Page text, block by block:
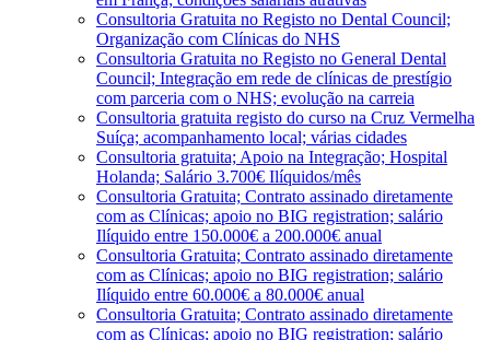
Consultoria Gratuita no Registo no Dental Council;
Organização com Clínicas do NHS
Consultoria Gratuita no Registo no General Dental
Council; Integração em rede de clínicas de prestígio
com parceria com o NHS; evolução na carreia
Consultoria gratuita registo do curso na Cruz Vermelha
Suíça; acompanhamento local; várias cidades
Consultoria gratuita; Apoio na Integração; Hospital
Holanda; Salário 3.700€ Ilíquidos/mês
Consultoria Gratuita; Contrato assinado diretamente
com as Clínicas; apoio no BIG registration; salário
Ilíquido entre 150.000€ a 200.000€ anual
Consultoria Gratuita; Contrato assinado diretamente
com as Clínicas; apoio no BIG registration; salário
Ilíquido entre 60.000€ a 80.000€ anual
Consultoria Gratuita; Contrato assinado diretamente
com as Clínicas; apoio no BIG registration; salário